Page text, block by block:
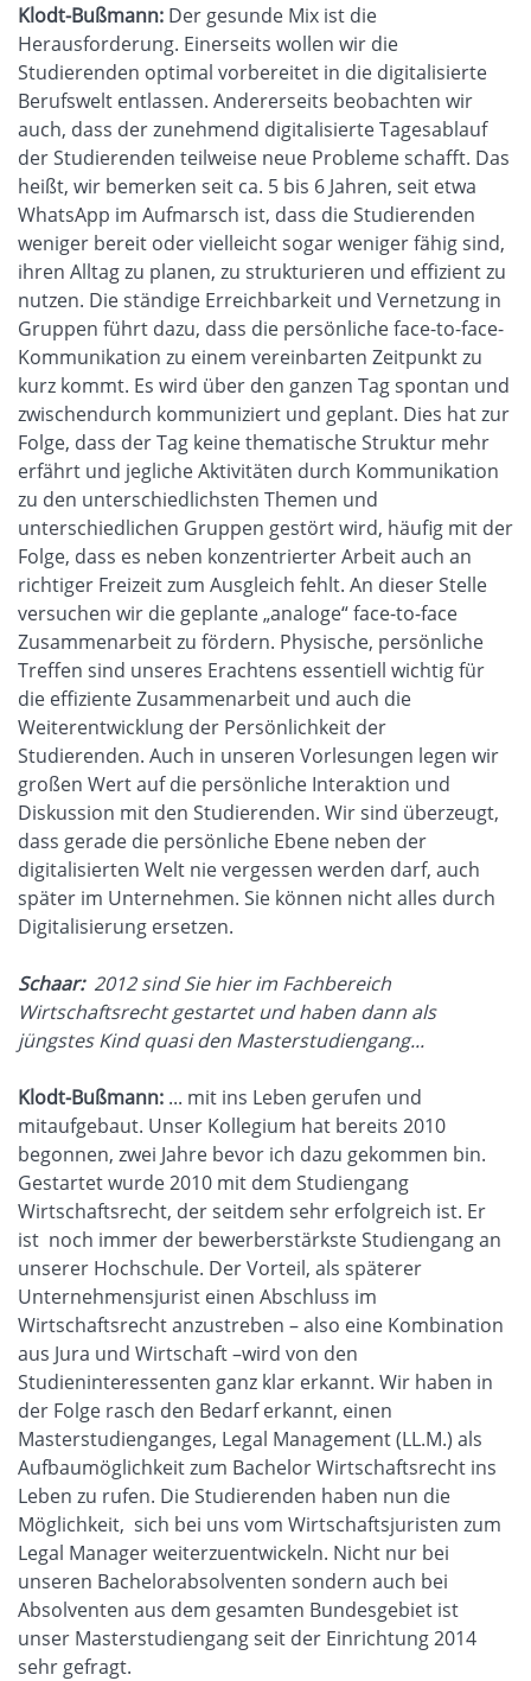
Klodt-Bußmann: Der gesunde Mix ist die
Herausforderung. Einerseits wollen wir die
Studierenden optimal vorbereitet in die digitalisierte
Berufswelt entlassen. Andererseits beobachten wir
auch, dass der zunehmend digitalisierte Tagesablauf
der Studierenden teilweise neue Probleme schafft. Das
heißt, wir bemerken seit ca. 5 bis 6 Jahren, seit etwa
WhatsApp im Aufmarsch ist, dass die Studierenden
weniger bereit oder vielleicht sogar weniger fähig sind,
ihren Alltag zu planen, zu strukturieren und effizient zu
nutzen. Die ständige Erreichbarkeit und Vernetzung in
Gruppen führt dazu, dass die persönliche face-to-face-
Kommunikation zu einem vereinbarten Zeitpunkt zu
kurz kommt. Es wird über den ganzen Tag spontan und
zwischendurch kommuniziert und geplant. Dies hat zur
Folge, dass der Tag keine thematische Struktur mehr
erfährt und jegliche Aktivitäten durch Kommunikation
zu den unterschiedlichsten Themen und
unterschiedlichen Gruppen gestört wird, häufig mit der
Folge, dass es neben konzentrierter Arbeit auch an
richtiger Freizeit zum Ausgleich fehlt. An dieser Stelle
versuchen wir die geplante „analoge“ face-to-face
Zusammenarbeit zu fördern. Physische, persönliche
Treffen sind unseres Erachtens essentiell wichtig für
die effiziente Zusammenarbeit und auch die
Weiterentwicklung der Persönlichkeit der
Studierenden. Auch in unseren Vorlesungen legen wir
großen Wert auf die persönliche Interaktion und
Diskussion mit den Studierenden. Wir sind überzeugt,
dass gerade die persönliche Ebene neben der
digitalisierten Welt nie vergessen werden darf, auch
später im Unternehmen. Sie können nicht alles durch
Digitalisierung ersetzen.
Schaar:2012 sind Sie hier im Fachbereich
Wirtschaftsrecht gestartet und haben dann als
jüngstes Kind quasi den Masterstudiengang...
Klodt-Bußmann: ... mit ins Leben gerufen und
mitaufgebaut. Unser Kollegium hat bereits 2010
begonnen, zwei Jahre bevor ich dazu gekommen bin.
Gestartet wurde 2010 mit dem Studiengang
Wirtschaftsrecht, der seitdem sehr erfolgreich ist. Er
ist noch immer der bewerberstärkste Studiengang an
unserer Hochschule. Der Vorteil, als späterer
Unternehmensjurist einen Abschluss im
Wirtschaftsrecht anzustreben – also eine Kombination
aus Jura und Wirtschaft –wird von den
Studieninteressenten ganz klar erkannt. Wir haben in
der Folge rasch den Bedarf erkannt, einen
Masterstudienganges, Legal Management (LL.M.) als
Aufbaumöglichkeit zum Bachelor Wirtschaftsrecht ins
Leben zu rufen. Die Studierenden haben nun die
Möglichkeit, sich bei uns vom Wirtschaftsjuristen zum
Legal Manager weiterzuentwickeln. Nicht nur bei
unseren Bachelorabsolventen sondern auch bei
Absolventen aus dem gesamten Bundesgebiet ist
unser Masterstudiengang seit der Einrichtung 2014
sehr gefragt.